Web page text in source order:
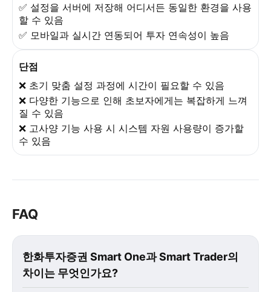
✅ 설정을 서버에 저장해 어디서든 동일한 환경을 사용
할 수 있음
✅ 모바일과 실시간 연동되어 투자 연속성이 높음
단점
❌ 초기 맞춤 설정 과정에 시간이 필요할 수 있음
❌ 다양한 기능으로 인해 초보자에게는 복잡하게 느껴
질 수 있음
❌ 고사양 기능 사용 시 시스템 자원 사용량이 증가할
수 있음
FAQ
한화투자증권 Smart One과 Smart Trader의
차이는 무엇인가요?